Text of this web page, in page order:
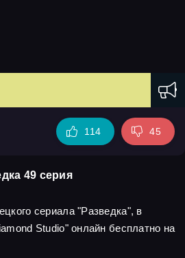
114 45
49 серия
сериала "Разведка", в
Studio" онлайн бесплатно на